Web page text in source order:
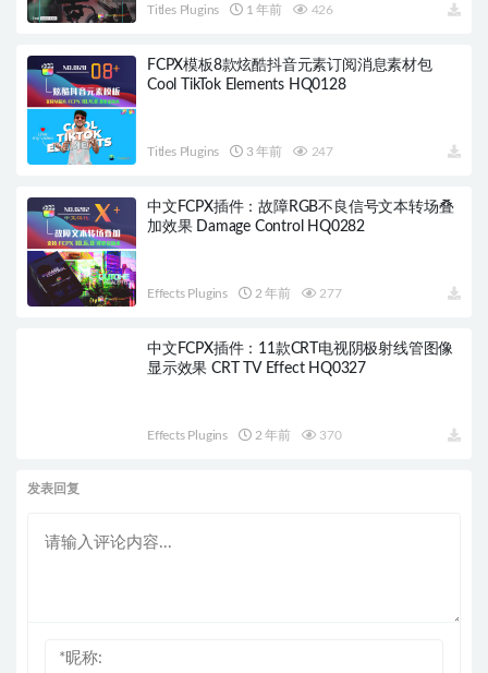
Titles Plugins 1 年前 426
FCPX模板8款炫酷抖音元素订阅消息素材包
Cool TikTok Elements HQ0128
Titles Plugins 3 年前 247
中文FCPX插件：故障RGB不良信号文本转场叠
加效果 Damage Control HQ0282
Effects Plugins 2 年前 277
中文FCPX插件：11款CRT电视阴极射线管图像
显示效果 CRT TV Effect HQ0327
Effects Plugins 2 年前 370
发表回复